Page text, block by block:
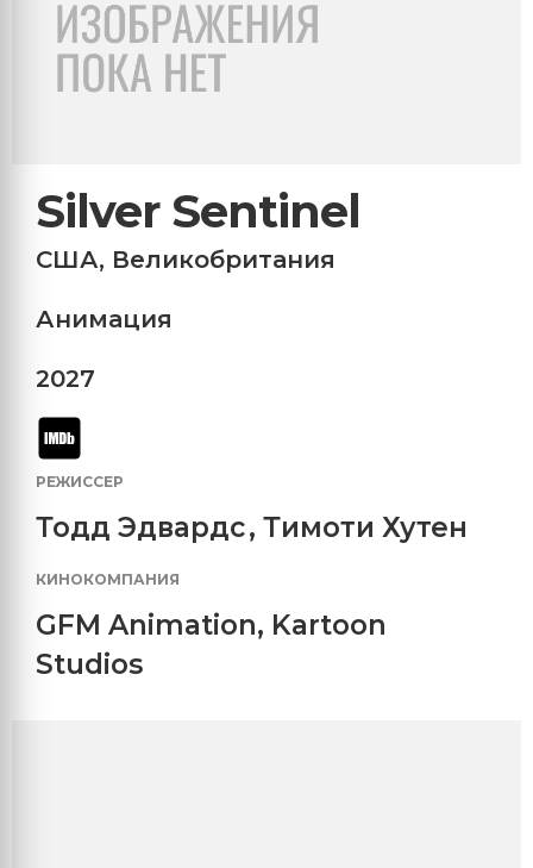
Silver Sentinel
США, Великобритания
Анимация
2027
РЕЖИССЕР
Тодд Эдвардс, Тимоти Хутен
КИНОКОМПАНИЯ
GFM Animation, Kartoon
Studios